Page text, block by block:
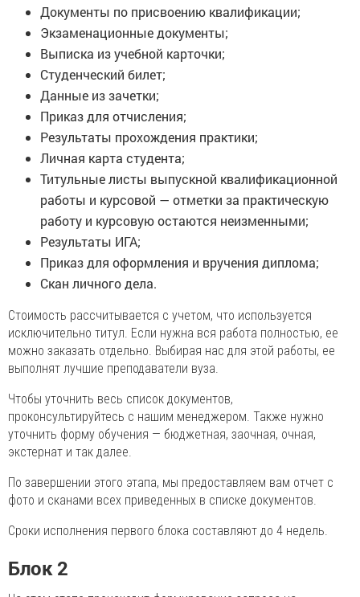
Документы по присвоению квалификации;
Экзаменационные документы;
Выписка из учебной карточки;
Студенческий билет;
Данные из зачетки;
Приказ для отчисления;
Результаты прохождения практики;
Личная карта студента;
Титульные листы выпускной квалификационной
работы и курсовой — отметки за практическую
работу и курсовую остаются неизменными;
Результаты ИГА;
Приказ для оформления и вручения диплома;
Скан личного дела.
Стоимость рассчитывается с учетом, что используется
исключительно титул. Если нужна вся работа полностью, ее
можно заказать отдельно. Выбирая нас для этой работы, ее
выполнят лучшие преподаватели вуза.
Чтобы уточнить весь список документов,
проконсультируйтесь с нашим менеджером. Также нужно
уточнить форму обучения — бюджетная, заочная, очная,
экстернат и так далее.
По завершении этого этапа, мы предоставляем вам отчет с
фото и сканами всех приведенных в списке документов.
Сроки исполнения первого блока составляют до 4 недель.
Блок 2